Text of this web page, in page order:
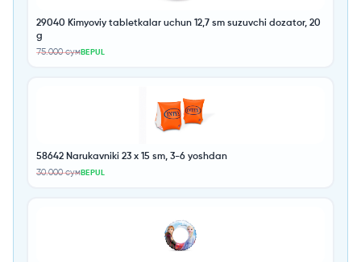
29040 Kimyoviy tabletkalar uchun 12,7 sm suzuvchi dozator, 20
g
75.000 сум BEPUL
58642 Narukavniki 23 x 15 sm, 3-6 yoshdan
30.000 сум BEPUL